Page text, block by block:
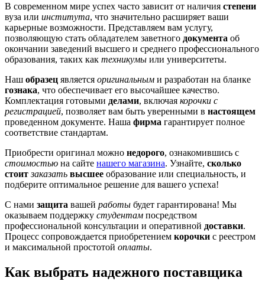
В современном мире успех часто зависит от наличия степени
вуза или института, что значительно расширяет ваши
карьерные возможности. Представляем вам услугу,
позволяющую стать обладателем заветного документа об
окончании заведений высшего и среднего профессионального
образования, таких как техникумы или университеты.
Наш образец является оригинальным и разработан на бланке
гознака, что обеспечивает его высочайшее качество.
Комплектация готовыми делами, включая корочки с
регистрацией, позволяет вам быть уверенными в настоящем
проведенном документе. Наша фирма гарантирует полное
соответствие стандартам.
Приобрести оригинал можно недорого, ознакомившись с
стоимостью на сайте нашего магазина. Узнайте, сколько
стоит заказать высшее образование или специальность, и
подберите оптимальное решение для вашего успеха!
С нами защита вашей работы будет гарантирована! Мы
оказываем поддержку студентам посредством
профессиональной консультации и оперативной доставки.
Процесс сопровождается приобретением корочки с реестром
и максимальной простотой оплаты.
Как выбрать надежного поставщика